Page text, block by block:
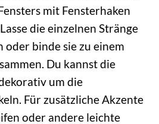
mit Fensterhaken
die einzelnen Stränge
binde sie zu einem
Du kannst die
um die
Für zusätzliche Akzente
oder andere leichte